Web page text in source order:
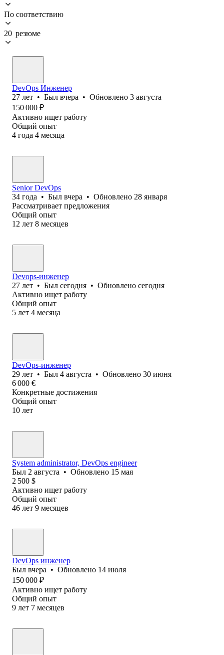
По соответствию
20 резюме
DevOps Инженер
27 лет • Был вчера • Обновлено 3 августа
150 000 ₽
Активно ищет работу
Общий опыт
4 года 4 месяца
Senior DevOps
34 года • Был вчера • Обновлено 28 января
Рассматривает предложения
Общий опыт
12 лет 8 месяцев
Devops-инженер
27 лет • Был сегодня • Обновлено сегодня
Активно ищет работу
Общий опыт
5 лет 4 месяца
DevOps-инженер
29 лет • Был 4 августа • Обновлено 30 июня
6 000 €
Конкретные достижения
Общий опыт
10 лет
System administrator, DevOps engineer
Был 2 августа • Обновлено 15 мая
2 500 $
Активно ищет работу
Общий опыт
46 лет 9 месяцев
DevOps инженер
Был вчера • Обновлено 14 июля
150 000 ₽
Активно ищет работу
Общий опыт
9 лет 7 месяцев